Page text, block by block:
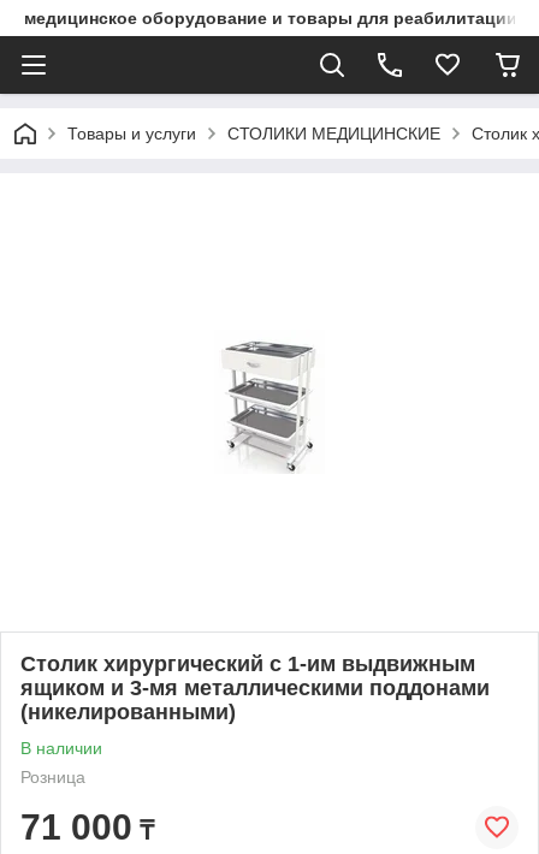
медицинское оборудование и товары для реабилитации
Товары и услуги СТОЛИКИ МЕДИЦИНСКИЕ Столик
Столик хирургический с 1-им выдвижным
ящиком и 3-мя металлическими поддонами
(никелированными)
В наличии
Розница
71 000 ₸